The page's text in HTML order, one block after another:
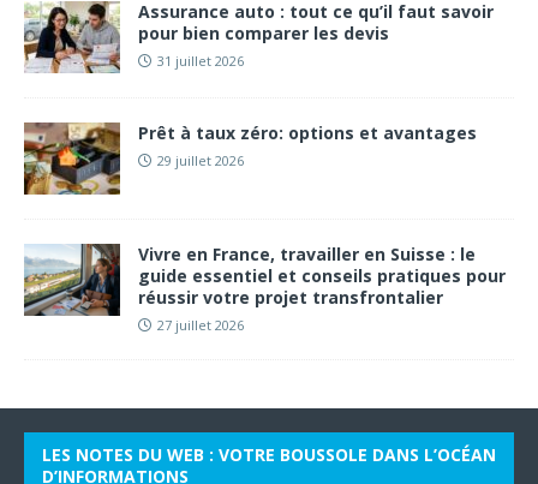
Assurance auto : tout ce qu’il faut savoir
pour bien comparer les devis
31 juillet 2026
Prêt à taux zéro: options et avantages
29 juillet 2026
Vivre en France, travailler en Suisse : le
guide essentiel et conseils pratiques pour
réussir votre projet transfrontalier
27 juillet 2026
LES NOTES DU WEB : VOTRE BOUSSOLE DANS L’OCÉAN
D’INFORMATIONS